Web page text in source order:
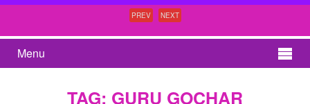
PREV NEXT
Menu
TAG: GURU GOCHAR